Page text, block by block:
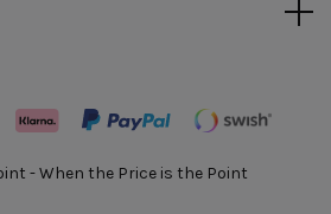
- When the Price is the Point